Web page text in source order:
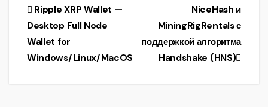
Навигация
по
записям
NiceHash и
MiningRigRentals с
поддержкой алгоритма
Handshake (HNS)
Ripple XRP Wallet —
Desktop Full Node
Wallet for
Windows/Linux/MacOS